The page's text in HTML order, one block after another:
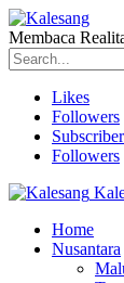
Membaca
Likes
Followers
Followers
Home
Nusantara